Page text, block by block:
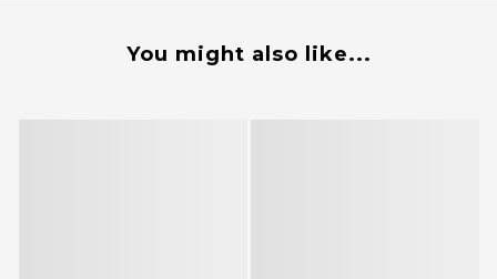
You might also like...